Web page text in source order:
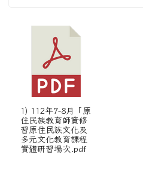
1) 112年7-8月「原
住民族教育師資修
習原住民族文化及
多元文化教育課程
實體研習場次.pdf